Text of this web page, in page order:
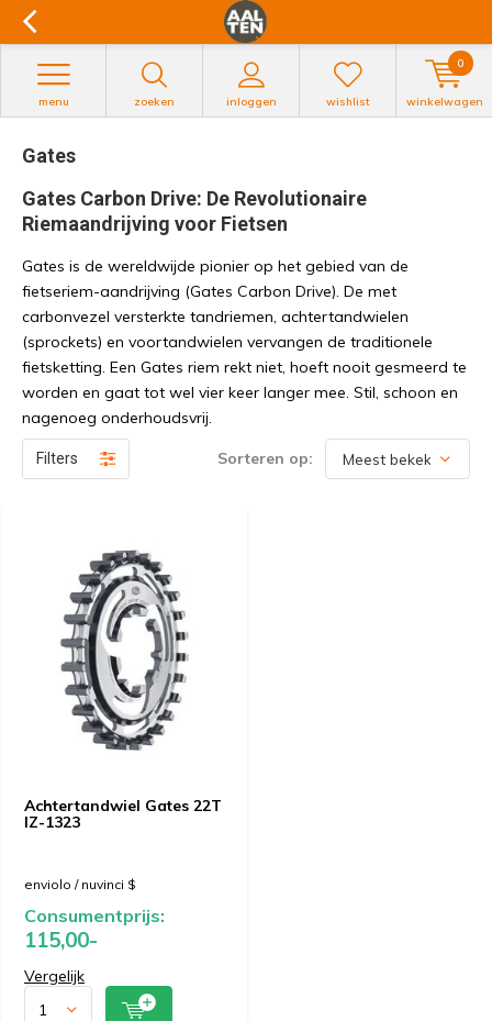
zoeken inloggen
menu wishlist winkelwagen
0
Gates
Gates Carbon Drive: De Revolutionaire
Riemaandrijving voor Fietsen
Gates is de wereldwijde pionier op het gebied van de
fietseriem-aandrijving (Gates Carbon Drive). De met
carbonvezel versterkte tandriemen, achtertandwielen
(sprockets) en voortandwielen vervangen de traditionele
fietsketting. Een Gates riem rekt niet, hoeft nooit gesmeerd te
worden en gaat tot wel vier keer langer mee. Stil, schoon en
nagenoeg onderhoudsvrij.
Filters Sorteren op:
Achtertandwiel Gates 22T
IZ-1323
enviolo / nuvinci $
Consumentprijs:
115,00-
Vergelijk